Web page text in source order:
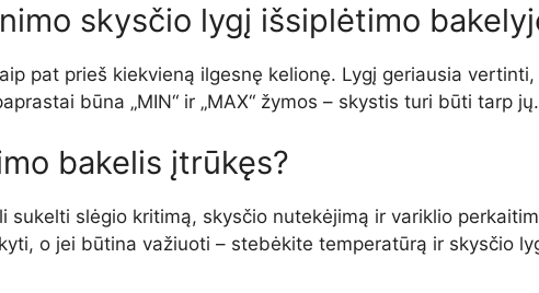
skysčio lygį išsiplėtimo
pat prieš kiekvieną ilgesnę kelionę. Lygį geriausia
būna „MIN“ ir „MAX“ žymos – skystis turi būti tarp jų.
bakelis įtrūkęs?
slėgio kritimą, skysčio nutekėjimą ir variklio
o jei būtina važiuoti – stebėkite temperatūrą ir skysčio